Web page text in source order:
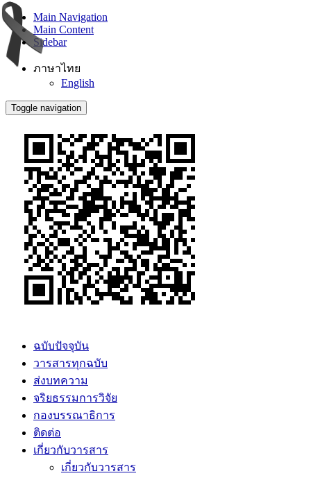
Main Navigation
Main Content
Sidebar
ภาษาไทย
English
Toggle navigation
ฉบับปัจจุบัน
วารสารทุกฉบับ
ส่งบทความ
จริยธรรมการวิจัย
กองบรรณาธิการ
ติดต่อ
เกี่ยวกับวารสาร
เกี่ยวกับวารสาร